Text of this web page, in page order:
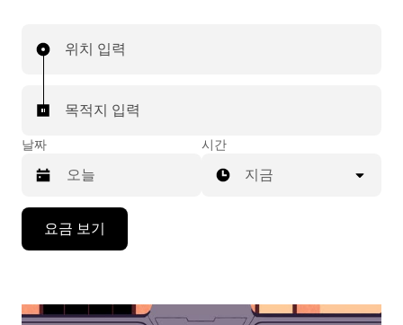
위치 입력
목적지 입력
날짜
작
시간
지금
요금 보기